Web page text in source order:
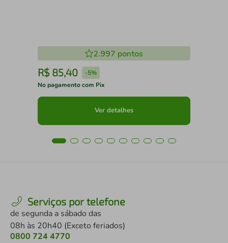
2.997 pontos
R$ 85,40 -5%
No pagamento com Pix
Ver detalhes
Serviços por telefone
de segunda a sábado das
08h às 20h40 (Exceto feriados)
0800 724 4770